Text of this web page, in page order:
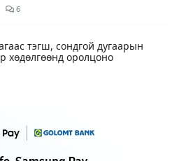
6
тэгш, сондгой дугаарын
хөдөлгөөнд оролцоно
цахим бүртгэл эхэллээ
1